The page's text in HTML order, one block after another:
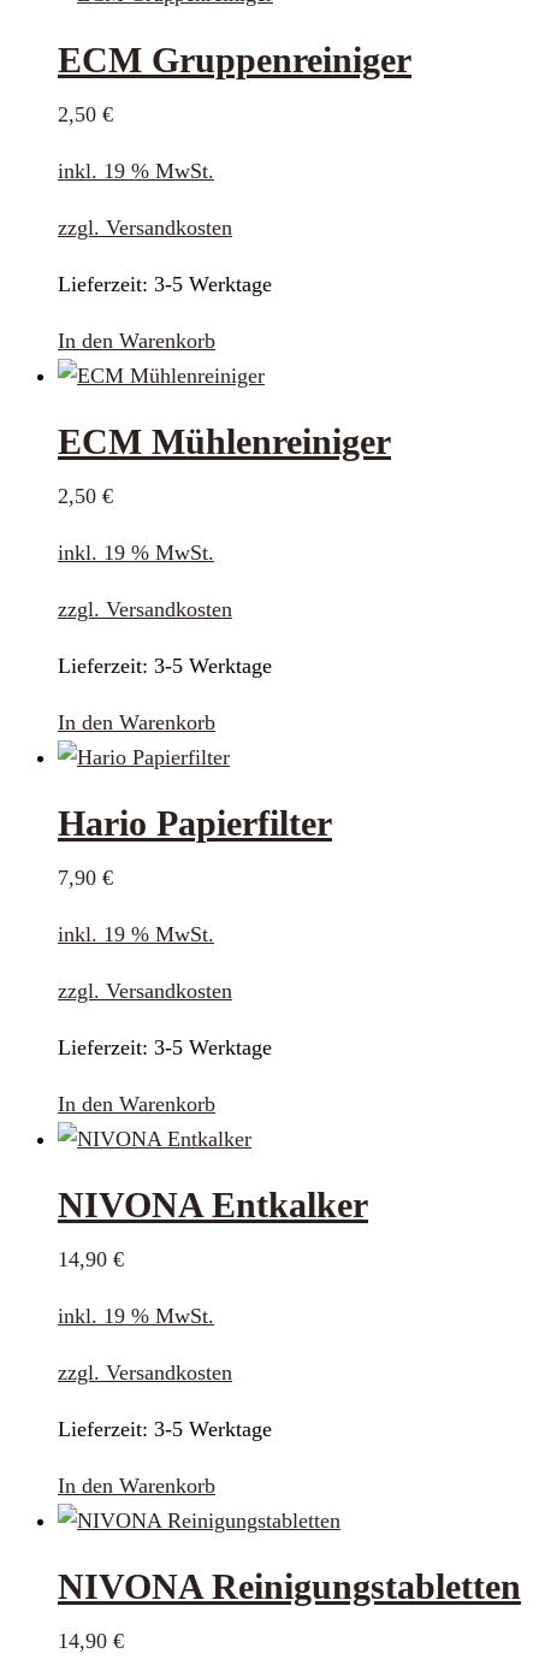
ECM Gruppenreiniger
2,50 €
inkl. 19 % MwSt.
zzgl. Versandkosten
Lieferzeit: 3-5 Werktage
In den Warenkorb
ECM Mühlenreiniger
2,50 €
inkl. 19 % MwSt.
zzgl. Versandkosten
Lieferzeit: 3-5 Werktage
In den Warenkorb
Hario Papierfilter
7,90 €
inkl. 19 % MwSt.
zzgl. Versandkosten
Lieferzeit: 3-5 Werktage
In den Warenkorb
NIVONA Entkalker
14,90 €
inkl. 19 % MwSt.
zzgl. Versandkosten
Lieferzeit: 3-5 Werktage
In den Warenkorb
NIVONA Reinigungstabletten
14,90 €